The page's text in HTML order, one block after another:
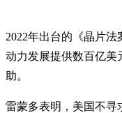
2022年出台的《晶片
动力发展提供数百亿美
助。
雷蒙多表明，美国不寻